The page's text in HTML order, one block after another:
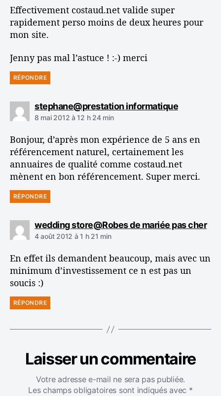
:
Effectivement costaud.net valide super
rapidement perso moins de deux heures pour
mon site.
Jenny pas mal l’astuce ! :-) merci
RÉPONDRE
stephane@prestation informatiqued
:
8 mai 2012 à 12 h 24 min
Bonjour, d’après mon expérience de 5 ans en
référencement naturel, certainement les
annuaires de qualité comme costaud.net
mènent en bon référencement. Super merci.
RÉPONDRE
wedding store@Robes de mariée pas cherd
:
4 août 2012 à 1 h 21 min
En effet ils demandent beaucoup, mais avec un
minimum d’investissement ce n est pas un
soucis :)
RÉPONDRE
Laisser un commentaire
Votre adresse e-mail ne sera pas publiée.
Les champs obligatoires sont indiqués avec *